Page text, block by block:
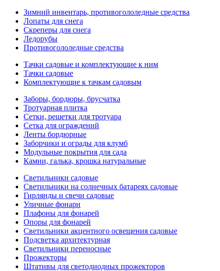
Зимний инвентарь, противогололедные средства
Лопаты для снега
Скреперы для снега
Ледорубы
Противогололедные средства
Тачки садовые и комплектующие к ним
Тачки садовые
Комплектующие к тачкам садовым
Заборы, бордюры, брусчатка
Тротуарная плитка
Сетки, решетки для тротуара
Сетка для ограждений
Ленты бордюрные
Заборчики и ограды для клумб
Модульные покрытия для сада
Камни, галька, крошка натуральные
Светильники садовые
Светильники на солнечных батареях садовые
Гирлянды и свечи садовые
Уличные фонари
Плафоны для фонарей
Опоры для фонарей
Светильники акцентного освещения садовые
Подсветка архитектурная
Светильники переносные
Прожекторы
Штативы для светодиодных прожекторов